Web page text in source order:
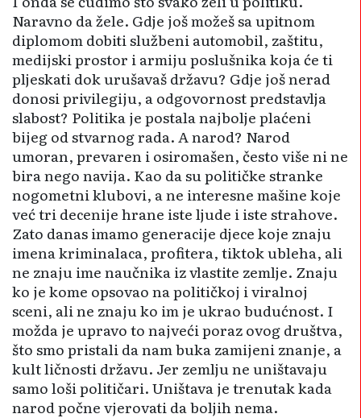
Naravno da žele. Gdje još možeš sa upitnom
diplomom dobiti službeni automobil, zaštitu,
medijski prostor i armiju poslušnika koja će ti
pljeskati dok urušavaš državu? Gdje još nerad
donosi privilegiju, a odgovornost predstavlja
slabost? Politika je postala najbolje plaćeni
bijeg od stvarnog rada. A narod? Narod
umoran, prevaren i osiromašen, često više ni ne
bira nego navija. Kao da su političke stranke
nogometni klubovi, a ne interesne mašine koje
već tri decenije hrane iste ljude i iste strahove.
Zato danas imamo generacije djece koje znaju
imena kriminalaca, profitera, tiktok ubleha, ali
ne znaju ime naučnika iz vlastite zemlje. Znaju
ko je kome opsovao na političkoj i viralnoj
sceni, ali ne znaju ko im je ukrao budućnost. I
možda je upravo to najveći poraz ovog društva,
što smo pristali da nam buka zamijeni znanje, a
kult ličnosti državu. Jer zemlju ne uništavaju
samo loši političari. Uništava je trenutak kada
narod počne vjerovati da boljih nema.